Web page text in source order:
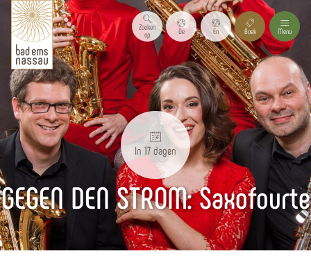
Zoeken
op
De En Boek Menu
In 17 dagen
GEGEN DEN STROM: Saxofourte